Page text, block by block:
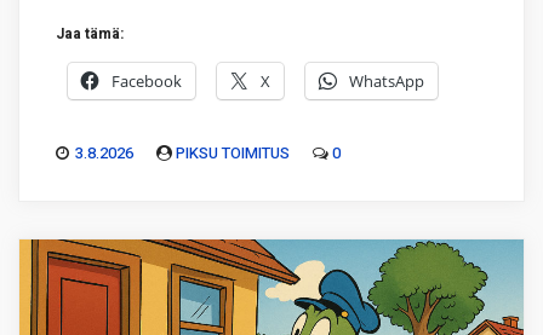
Jaa tämä:
Facebook X WhatsApp
3.8.2026 PIKSU TOIMITUS 0